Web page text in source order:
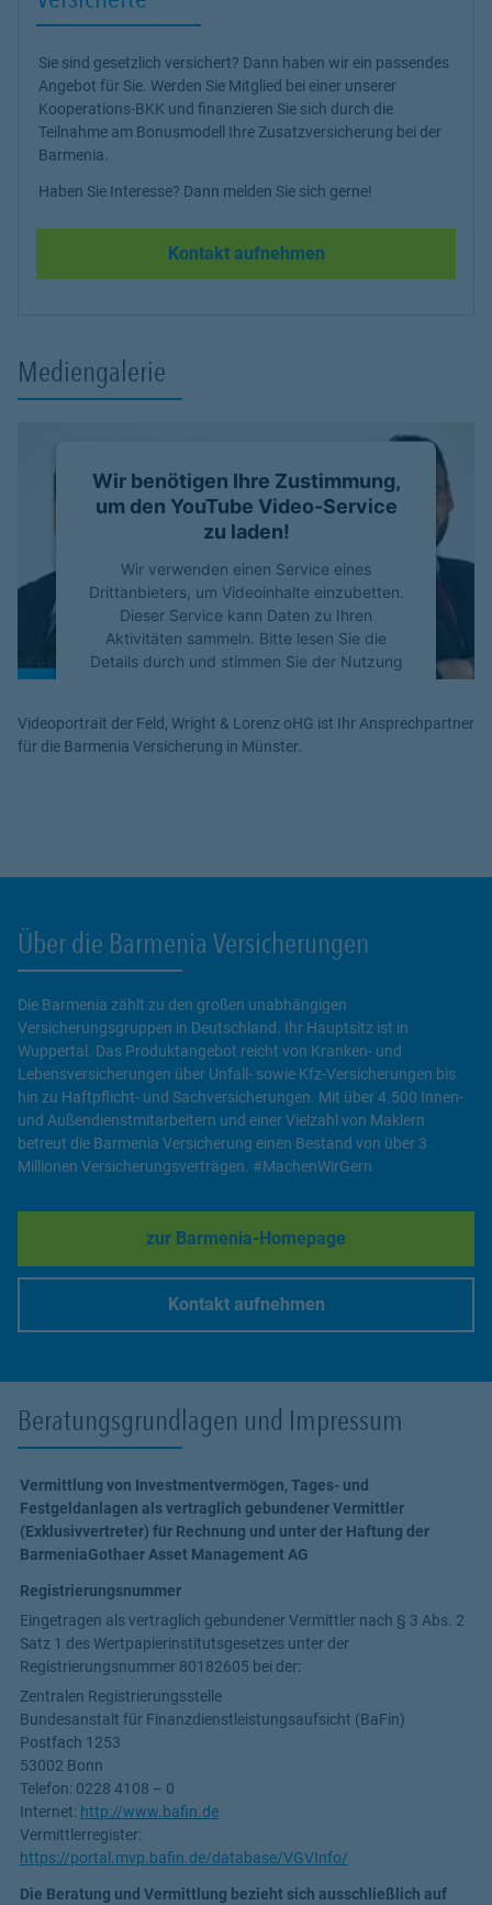
Sie sind gesetzlich versichert? Dann haben wir ein passendes
Angebot für Sie. Werden Sie Mitglied bei einer unserer
Kooperations-BKK und finanzieren Sie sich durch die
Teilnahme am Bonusmodell Ihre Zusatzversicherung bei der
Barmenia.
Haben Sie Interesse? Dann melden Sie sich gerne!
Kontakt aufnehmen
Mediengalerie
Wir benötigen Ihre Zustimmung,
um den YouTube Video-Service
zu laden!
Wir verwenden einen Service eines
Drittanbieters, um Videoinhalte einzubetten.
Dieser Service kann Daten zu Ihren
Aktivitäten sammeln. Bitte lesen Sie die
Details durch und stimmen Sie der Nutzung
Mehr Informationen
Videoportrait der Feld, Wright & Lorenz oHG ist Ihr Ansprechpartner
für die Barmenia Versicherung in Münster.
Über die Barmenia Versicherungen
Die Barmenia zählt zu den großen unabhängigen
Versicherungsgruppen in Deutschland. Ihr Hauptsitz ist in
Wuppertal. Das Produktangebot reicht von Kranken- und
Lebensversicherungen über Unfall- sowie Kfz-Versicherungen bis
hin zu Haftpflicht- und Sachversicherungen. Mit über 4.500 Innen-
und Außendienstmitarbeitern und einer Vielzahl von Maklern
betreut die Barmenia Versicherung einen Bestand von über 3
Millionen Versicherungsverträgen. #MachenWirGern
zur Barmenia-Homepage
Link Opens in New Tab
Kontakt aufnehmen
Beratungsgrundlagen und Impressum
Vermittlung von Investmentvermögen, Tages- und
Festgeldanlagen als vertraglich gebundener Vermittler
(Exklusivvertreter) für Rechnung und unter der Haftung der
BarmeniaGothaer Asset Management AG
Registrierungsnummer
Eingetragen als vertraglich gebundener Vermittler nach § 3 Abs. 2
Satz 1 des Wertpapierinstitutsgesetzes unter der
Registrierungsnummer 80182605 bei der:
Zentralen Registrierungsstelle
Bundesanstalt für Finanzdienstleistungsaufsicht (BaFin)
Postfach 1253
53002 Bonn
Telefon: 0228 4108 – 0
Internet: http://www.bafin.de
Vermittlerregister:
https://portal.mvp.bafin.de/database/VGVInfo/
Die Beratung und Vermittlung bezieht sich ausschließlich auf